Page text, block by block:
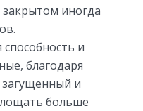
иногда
и
благодаря
и
больше